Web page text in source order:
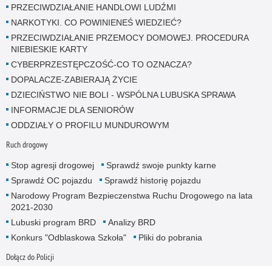
PRZECIWDZIAŁANIE HANDLOWI LUDŹMI
NARKOTYKI. CO POWINIENEŚ WIEDZIEĆ?
PRZECIWDZIAŁANIE PRZEMOCY DOMOWEJ. PROCEDURA
NIEBIESKIE KARTY
CYBERPRZESTĘPCZOŚĆ-CO TO OZNACZA?
DOPALACZE-ZABIERAJĄ ŻYCIE
DZIECIŃSTWO NIE BOLI - WSPÓLNA LUBUSKA SPRAWA
INFORMACJE DLA SENIORÓW
ODDZIAŁY O PROFILU MUNDUROWYM
Ruch drogowy
Stop agresji drogowej
Sprawdź swoje punkty karne
Sprawdź OC pojazdu
Sprawdź historię pojazdu
Narodowy Program Bezpieczenstwa Ruchu Drogowego na lata
2021-2030
Lubuski program BRD
Analizy BRD
Konkurs "Odblaskowa Szkoła"
Pliki do pobrania
Dołącz do Policji